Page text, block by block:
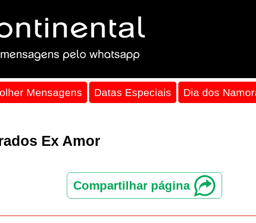
Mensagens Datas Especiais Dia dos
Ex Amor
Compartilhar página